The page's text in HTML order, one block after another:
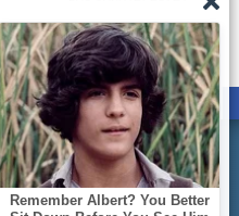
КОНФИДЕНЦИАЛЬНОСТИ
его пользователями.
ответственности за
на почту